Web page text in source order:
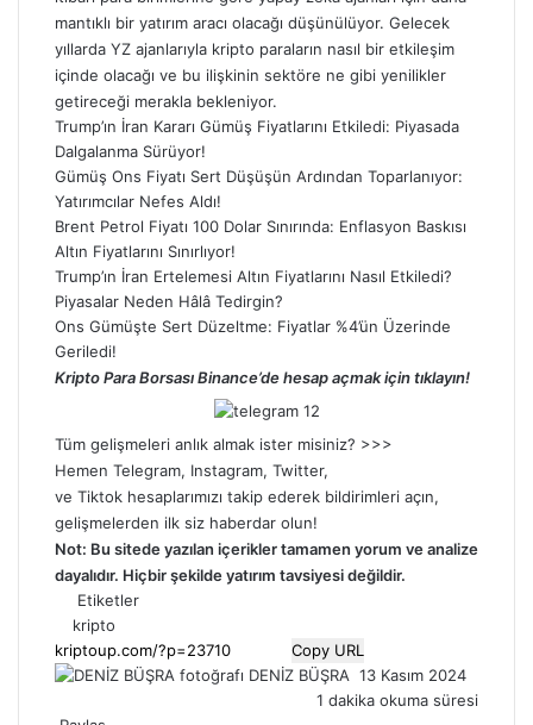
mantıklı bir yatırım aracı olacağı düşünülüyor. Gelecek
yıllarda YZ ajanlarıyla kripto paraların nasıl bir etkileşim
içinde olacağı ve bu ilişkinin sektöre ne gibi yenilikler
getireceği merakla bekleniyor.
Trump’ın İran Kararı Gümüş Fiyatlarını Etkiledi: Piyasada
Dalgalanma Sürüyor!
Gümüş Ons Fiyatı Sert Düşüşün Ardından Toparlanıyor:
Yatırımcılar Nefes Aldı!
Brent Petrol Fiyatı 100 Dolar Sınırında: Enflasyon Baskısı
Altın Fiyatlarını Sınırlıyor!
Trump’ın İran Ertelemesi Altın Fiyatlarını Nasıl Etkiledi?
Piyasalar Neden Hâlâ Tedirgin?
Ons Gümüşte Sert Düzeltme: Fiyatlar %4’ün Üzerinde
Geriledi!
Kripto Para Borsası Binance’de hesap açmak için tıklayın!
Tüm gelişmeleri anlık almak ister misiniz? >>>
Hemen Telegram, Instagram, Twitter,
ve Tiktok hesaplarımızı takip ederek bildirimleri açın,
gelişmelerden ilk siz haberdar olun!
Not: Bu sitede yazılan içerikler tamamen yorum ve analize
dayalıdır. Hiçbir şekilde yatırım tavsiyesi değildir.
Etiketler
kripto
Copy URL
DENİZ BÜŞRA Bir
e-
13 Kasım 2024
1 dakika okuma süresi